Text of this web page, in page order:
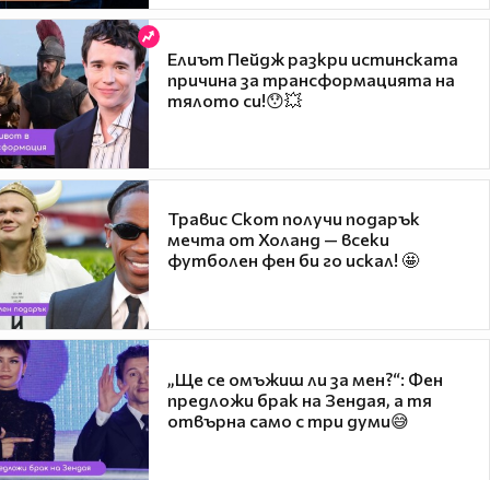
Елиът Пейдж разкри истинската
причина за трансформацията на
тялото си!😯💥
Травис Скот получи подарък
мечта от Холанд — всеки
футболен фен би го искал! 🤩
„Ще се омъжиш ли за мен?“: Фен
предложи брак на Зендая, а тя
отвърна само с три думи😅